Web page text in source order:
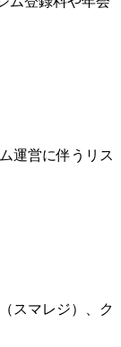
運営に伴うリス
スマレジ）、ク